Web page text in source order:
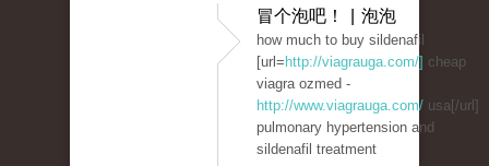
冒个泡吧！ | 泡泡
how much to buy sildenafil
[url= http://viagrauga.com/] cheap
viagra ozmed -
http://www.viagrauga.com/ usa[/url]
pulmonary hypertension and
sildenafil treatment